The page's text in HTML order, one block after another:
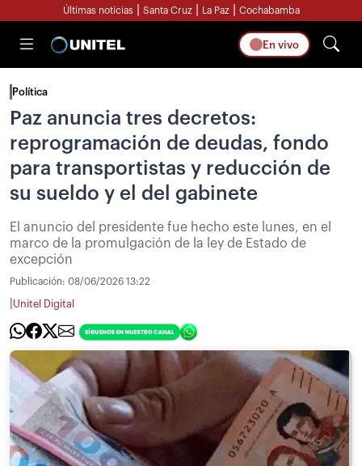
Últimas noticias Santa Cruz La Paz Cochabamba
En vivo
Política
Paz anuncia tres decretos:
reprogramación de deudas, fondo
para transportistas y reducción de
su sueldo y el del gabinete
El anuncio del presidente fue hecho este lunes, en el
marco de la promulgación de la ley de Estado de
excepción
Publicación: 08/06/2026 13:22
Unitel Digital